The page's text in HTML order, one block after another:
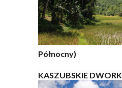
Północny)
KASZUBSKIE